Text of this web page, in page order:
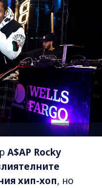
A$AP Rocky
хип-хоп, но